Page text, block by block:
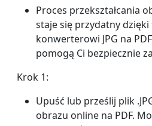
Proces przekształcania
staje się przydatny
konwerterowi JPG na
pomogą Ci bezpiecznie
Krok 1:
Upuść lub prześlij plik
obrazu online na PDF.